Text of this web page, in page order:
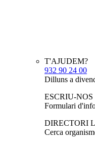
T'AJUDEM?
932 90 24 00
Dilluns a
ESCRIU-NOS
Formulari
DIRECTORI
Cerca